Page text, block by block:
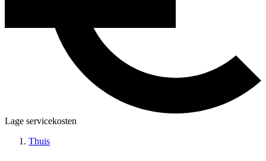
Lage servicekosten
Thuis